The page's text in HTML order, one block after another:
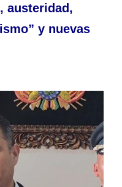
austeridad,
y nuevas